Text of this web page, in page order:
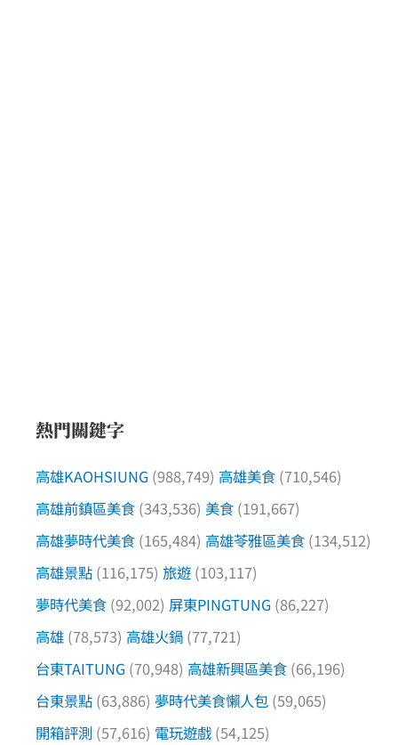
熱門關鍵字
高雄KAOHSIUNG (988,749) 高雄美食 (710,546)
高雄前鎮區美食 (343,536) 美食 (191,667)
高雄夢時代美食 (165,484) 高雄苓雅區美食 (134,512)
高雄景點 (116,175) 旅遊 (103,117)
夢時代美食 (92,002) 屏東PINGTUNG (86,227)
高雄 (78,573) 高雄火鍋 (77,721)
台東TAITUNG (70,948) 高雄新興區美食 (66,196)
台東景點 (63,886) 夢時代美食懶人包 (59,065)
開箱評測 (57,616) 電玩遊戲 (54,125)